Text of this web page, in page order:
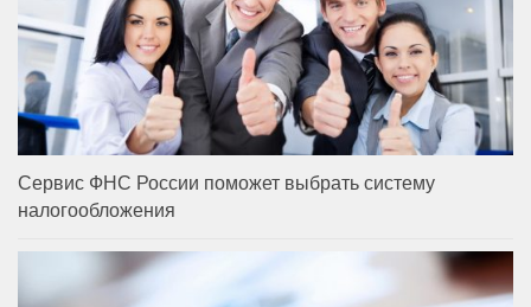
Сервис ФНС России поможет выбрать систему
налогообложения